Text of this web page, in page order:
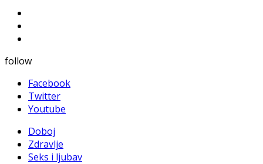
follow
Facebook
Twitter
Youtube
Doboj
Zdravlje
Seks i ljubav